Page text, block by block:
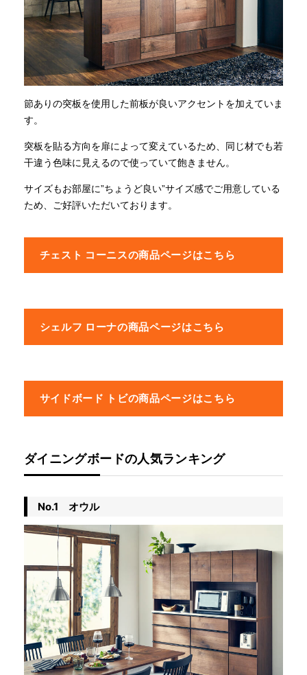
節ありの突板を使用した前板が良いアクセントを加えていま
す。
突板を貼る方向を扉によって変えているため、同じ材でも若
干違う色味に見えるので使っていて飽きません。
サイズもお部屋に”ちょうど良い”サイズ感でご用意している
ため、ご好評いただいております。
チェスト コーニスの商品ページはこちら
シェルフ ローナの商品ページはこちら
サイドボード トビの商品ページはこちら
ダイニングボードの人気ランキング
No.1 オウル